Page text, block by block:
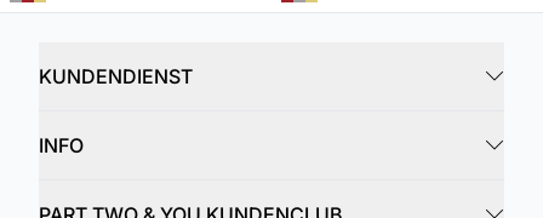
KUNDENDIENST
INFO